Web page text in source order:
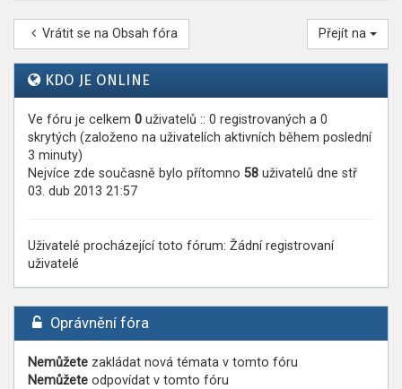
Vrátit se na Obsah fóra Přejít na
KDO JE ONLINE
Ve fóru je celkem 0 uživatelů :: 0 registrovaných a 0
skrytých (založeno na uživatelích aktivních během poslední
3 minuty)
Nejvíce zde současně bylo přítomno 58 uživatelů dne stř
03. dub 2013 21:57
Uživatelé procházející toto fórum: Žádní registrovaní
uživatelé
Oprávnění fóra
Nemůžete zakládat nová témata v tomto fóru
Nemůžete odpovídat v tomto fóru